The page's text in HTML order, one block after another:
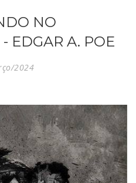
NO
EDGAR A. POE
2024